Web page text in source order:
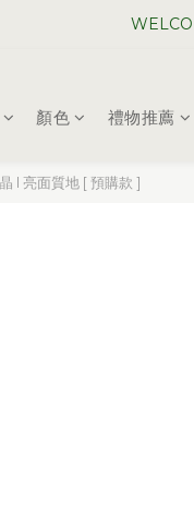
顏色 禮物推薦
l 亮面質地 [ 預購款 ]